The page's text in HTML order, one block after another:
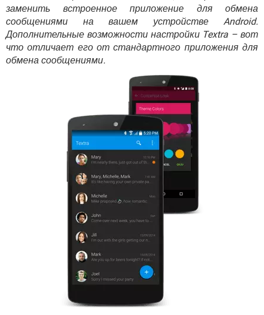
YANDEX
заменить встроенное приложение для обмена
сообщениями на вашем устройстве Android.
Дополнительные возможности настройки Textra – вот
что отличает его от стандартного приложения для
обмена сообщениями.